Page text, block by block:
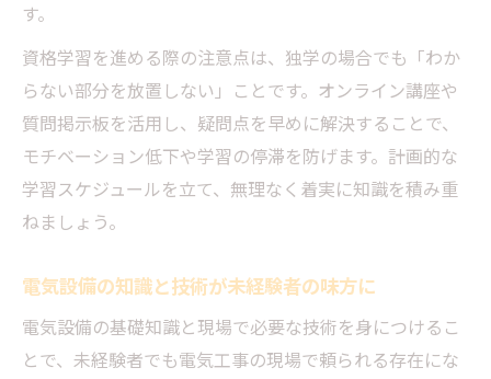
す。
資格学習を進める際の注意点は、独学の場合でも「わか
らない部分を放置しない」ことです。オンライン講座や
質問掲示板を活用し、疑問点を早めに解決することで、
モチベーション低下や学習の停滞を防げます。計画的な
学習スケジュールを立て、無理なく着実に知識を積み重
ねましょう。
電気設備の知識と技術が未経験者の味方に
電気設備の基礎知識と現場で必要な技術を身につけるこ
とで、未経験者でも電気工事の現場で頼られる存在にな